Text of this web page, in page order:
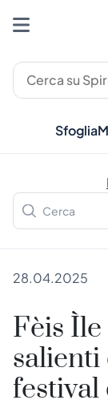
Sfoglia
28.04.2025
Fèis
festival